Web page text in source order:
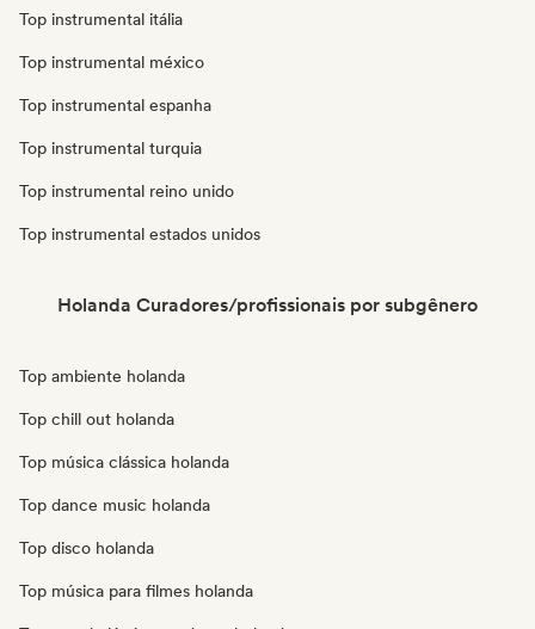
Top instrumental itália
Top instrumental méxico
Top instrumental espanha
Top instrumental turquia
Top instrumental reino unido
Top instrumental estados unidos
Holanda Curadores/profissionais por subgênero
Top ambiente holanda
Top chill out holanda
Top música clássica holanda
Top dance music holanda
Top disco holanda
Top música para filmes holanda